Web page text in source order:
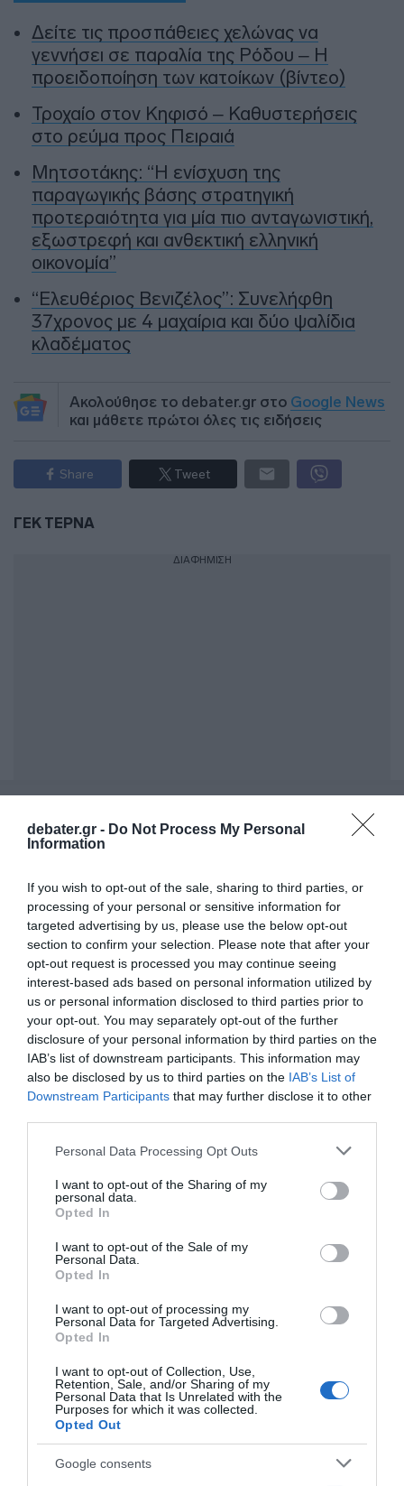
debater.gr - Do Not Process My Personal
Information
If you wish to opt-out of the sale, sharing to third parties, or
processing of your personal or sensitive information for
targeted advertising by us, please use the below opt-out
section to confirm your selection. Please note that after your
opt-out request is processed you may continue seeing
interest-based ads based on personal information utilized by
us or personal information disclosed to third parties prior to
your opt-out. You may separately opt-out of the further
disclosure of your personal information by third parties on the
IAB’s list of downstream participants. This information may
also be disclosed by us to third parties on the IAB’s List of
Downstream Participants that may further disclose it to other
Please note that this website/app uses one or more Google
not limited to your visit or usage behaviour. You may click to
grant or deny consent to Google and its third-party tags to
use your data for below specified purposes in below Google
consent section.
Personal Data Processing Opt Outs
I want to opt-out of the Sharing of my
personal data.
Opted In
I want to opt-out of the Sale of my
Personal Data.
Opted In
I want to opt-out of processing my
Personal Data for Targeted Advertising.
Opted In
I want to opt-out of Collection, Use,
Retention, Sale, and/or Sharing of my
Personal Data that Is Unrelated with the
Purposes for which it was collected.
Opted Out
Google consents
Δείτε τις προσπάθειες χελώνας να
γεννήσει σε παραλία της Ρόδου – Η
προειδοποίηση των κατοίκων (βίντεο)
Τροχαίο στον Κηφισό – Καθυστερήσεις
στο ρεύμα προς Πειραιά
Μητσοτάκης: “Η ενίσχυση της
παραγωγικής βάσης στρατηγική
προτεραιότητα για μία πιο ανταγωνιστική,
εξωστρεφή και ανθεκτική ελληνική
οικονομία”
“Ελευθέριος Βενιζέλος”: Συνελήφθη
37χρονος με 4 μαχαίρια και δύο ψαλίδια
κλαδέματος
Ακολούθησε το debater.gr στο Google News
και μάθετε πρώτοι όλες τις ειδήσεις
Share Tweet
ΓΕΚ ΤΕΡΝΑ
ΔΙΑΦΗΜΙΣΗ
ΟΙΚΟΝΟΜΙΑ